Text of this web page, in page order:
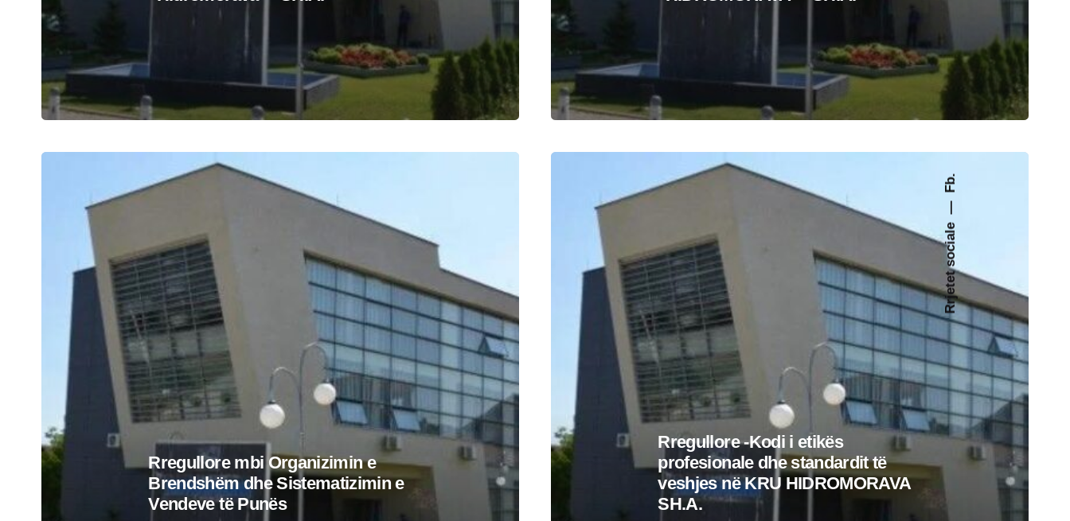
Rrjetet sociale
Fb.
Rregullore mbi Organizimin e
Brendshëm dhe Sistematizimin e
Vendeve të Punës
Rregullore -Kodi i etikës
profesionale dhe standardit të
veshjes në KRU HIDROMORAVA
SH.A.